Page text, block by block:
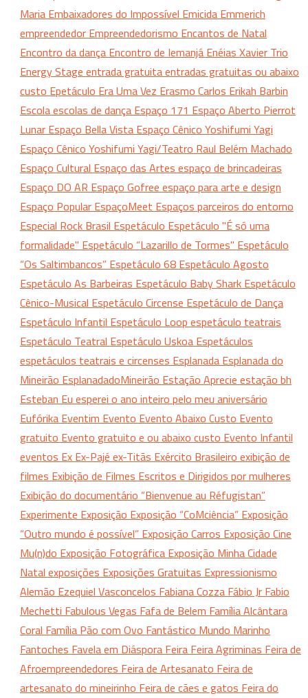
Maria Embaixadores do Impossível Emicida Emmerich
empreendedor Empreendedorismo Encantos de Natal
Encontro da dança Encontro de Iemanjá Enéias Xavier Trio
Energy Stage entrada gratuitaentradas gratuitas ou abaixo
custo Epetáculo Era Uma Vez Erasmo Carlos Erikah Barbin
Escolaescolas de dança Espaço 171 Espaço Aberto Pierrot
Lunar Espaço Bella Vista Espaço Cênico Yoshifumi Yagi
Espaço Cênico Yoshifumi Yagi/Teatro Raul Belém Machado
Espaço Cultural Espaço das Artes espaço de brincadeiras
Espaço DO AR Espaço Gofree espaço para arte e design
Espaço Popular EspaçoMeet Espaços parceiros do entorno
Especial Rock Brasil Espetáculo Espetáculo "É só uma
formalidade" Espetáculo “Lazarillo de Tormes" Espetáculo
“Os Saltimbancos” Espetáculo 68 Espetáculo Agosto
Espetáculo As Barbeiras Espetáculo Baby Shark Espetáculo
Cênico-Musical Espetáculo Circense Espetáculo de Dança
Espetáculo Infantil Espetáculo Loop espetáculo teatrais
Espetáculo Teatral Espetáculo Uskoa Espetáculos
espetáculos teatrais e circenses Esplanada Esplanada do
Mineirão EsplanadadoMineirão Estação Aprecie estação bh
Esteban Eu esperei o ano inteiro pelo meu aniversário
Eufórika Eventim Evento Evento Abaixo Custo Evento
gratuito Evento gratuito e ou abaixo custo Evento Infantil
eventos Ex Ex-Pajé ex-Titãs Exército Brasileiro exibição de
filmes Exibição de Filmes Escritos e Dirigidos por mulheres
Exibição do documentário “Bienvenue au Réfugistan”
Experimente Exposição Exposição “CoMciência” Exposição
“Outro mundo é possível” Exposição Carros Exposição Cine
Mu(n)do Exposição Fotográfica Exposição Minha Cidade
Natal exposições Exposições Gratuitas Expressionismo
Alemão Ezequiel Vasconcelos Fabiana Cozza Fábio Jr Fabio
Mechetti Fabulous Vegas Fafa de Belem Família Alcântara
Coral Família Pão com Ovo Fantástico Mundo Marinho
Fantoches Favela em Diáspora Feira Feira Agriminas Feira de
Afroempreendedores Feira de Artesanato Feira de
artesanato do mineirinho Feira de cães e gatos Feira do